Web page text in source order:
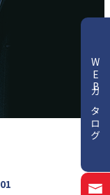
WEBカタログ